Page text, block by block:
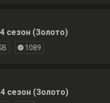
сезон (Золото)
1089
сезон (Золото)